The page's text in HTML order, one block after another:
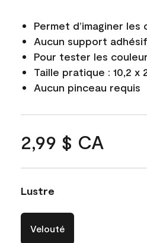
Permet d’imaginer les
Aucun support adhésif
Pour tester les
Taille pratique : 10,2 x
Aucun pinceau requis
2,99 $ CA
Lustre
Velouté